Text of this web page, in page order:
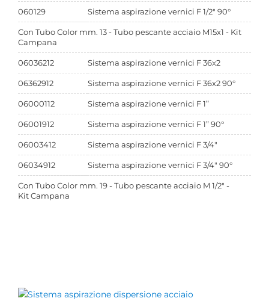
060129 Sistema aspirazione vernici F 1/2" 90°
Con Tubo Color mm. 13 - Tubo pescante acciaio M15x1 - Kit
Campana
06036212 Sistema aspirazione vernici F 36x2
06362912 Sistema aspirazione vernici F 36x2 90°
06000112 Sistema aspirazione vernici F 1”
06001912 Sistema aspirazione vernici F 1” 90°
06003412 Sistema aspirazione vernici F 3/4"
06034912 Sistema aspirazione vernici F 3/4" 90°
Con Tubo Color mm. 19 - Tubo pescante acciaio M 1/2" -
Kit Campana